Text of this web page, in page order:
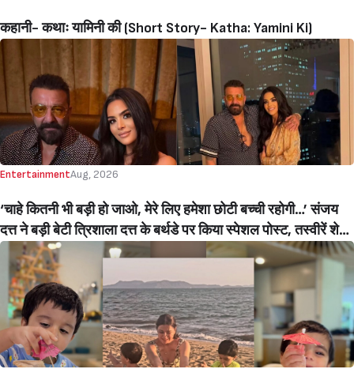
कहानी- कथाः यामिनी की (Short Story- Katha: Yamini Ki)
EntertainmentAug, 2026
‘चाहे कितनी भी बड़ी हो जाओ, मेरे लिए हमेशा छोटी बच्ची रहोगी…’ संजय
दत्त ने बड़ी बेटी त्रिशाला दत्त के बर्थडे पर किया स्पेशल पोस्ट, तस्वीरें शेयर
करते हुए लिखा खास नोट (‘You Will Always Be My Little Girl’
Sanjay Dutt Showers Love On Elder Daughter Trishala
Dutt On Her 38th Birthday, Writes Special Post)